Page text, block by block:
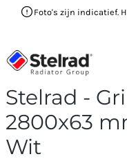
Foto's zijn indicatief.
Stelrad -
2800x63
Wit